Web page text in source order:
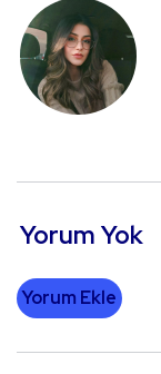
Yorum Yok
Yorum Ekle